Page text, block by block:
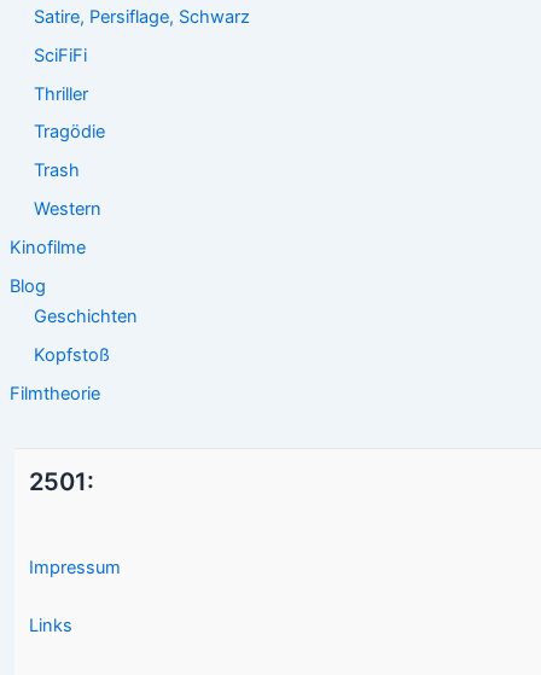
Satire, Persiflage, Schwarz
SciFiFi
Thriller
Tragödie
Trash
Western
Kinofilme
Blog
Geschichten
Kopfstoß
Filmtheorie
2501:
Impressum
Links